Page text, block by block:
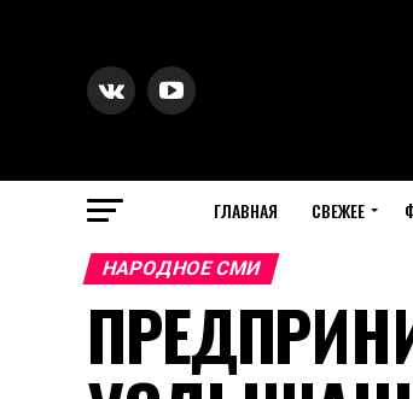
ГЛАВНАЯ СВЕЖЕЕ
НАРОДНОЕ СМИ